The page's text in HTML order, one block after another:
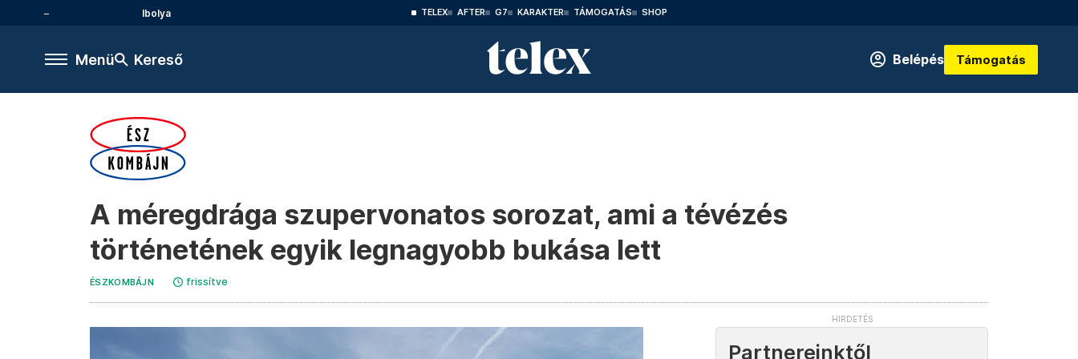
Ibolya TELEX AFTER G7 KARAKTER TÁMOGATÁS SHOP
Menü Kereső Belépés Támogatás
A méregdrága szupervonatos sorozat, ami a tévézés
történetének egyik legnagyobb bukása lett
ÉSZKOMBÁJN frissítve
Partnereinktől